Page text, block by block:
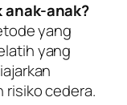
anak-anak?
yang
yang
risiko cedera.